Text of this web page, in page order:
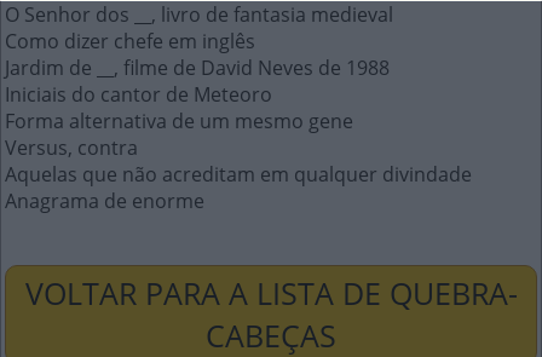
O Senhor dos __, livro de fantasia medieval
Como dizer chefe em inglês
Jardim de __, filme de David Neves de 1988
Iniciais do cantor de Meteoro
Forma alternativa de um mesmo gene
Versus, contra
Aquelas que não acreditam em qualquer divindade
Anagrama de enorme
VOLTAR PARA A LISTA DE QUEBRA-
CABEÇAS